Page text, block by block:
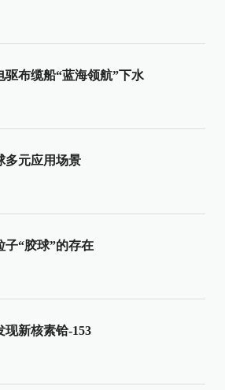
驱布缆船“蓝海领航”下水
多元应用场景
子“胶球”的存在
现新核素铪-153